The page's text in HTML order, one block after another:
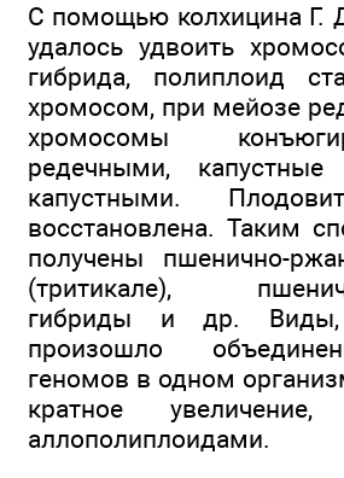
С помощью колхицина Г.
удалось удвоить
гибрида, полиплоид
хромосом, при мейозе
хромосомы
редечными,
капустными.
восстановлена. Таким
получены пшенично-
(тритикале),
гибриды и др.
произошло
геномов в одном
кратное увеличение,
аллополиплоидами.